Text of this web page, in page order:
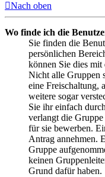
Nach oben
Wo finde ich die
Sie finden die
persönlichen
können Sie dies mit
Nicht alle Gruppen
eine Freischaltung,
weitere sogar
Sie ihr einfach
verlangt die
für sie bewerben.
Antrag annehmen.
Gruppe
keinen
Grund dafür haben.